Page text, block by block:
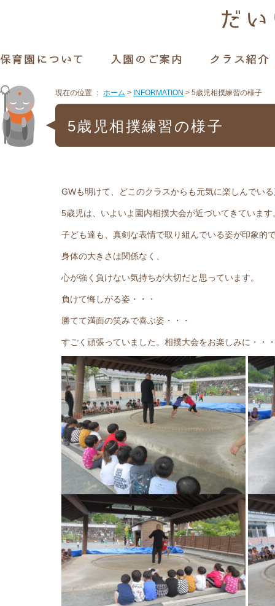
現在の位置 ： ホーム > INFORMATION > 5歳児相撲練習の様子
5歳児相撲練習の様子
GWも明けて、どこのクラスからも元気に楽しんでい
5歳児は、いよいよ園内相撲大会が近づいてきています
子ども達も、真剣な表情で取り組んでいる姿が印象的
身体の大きさは関係なく、
心が強く負けない気持ちが大切だと思っています。
負けて悔しがる姿・・・
勝てて満面の笑みで喜ぶ姿・・・
すごく頑張っていました。相撲大会をお楽しみに・・